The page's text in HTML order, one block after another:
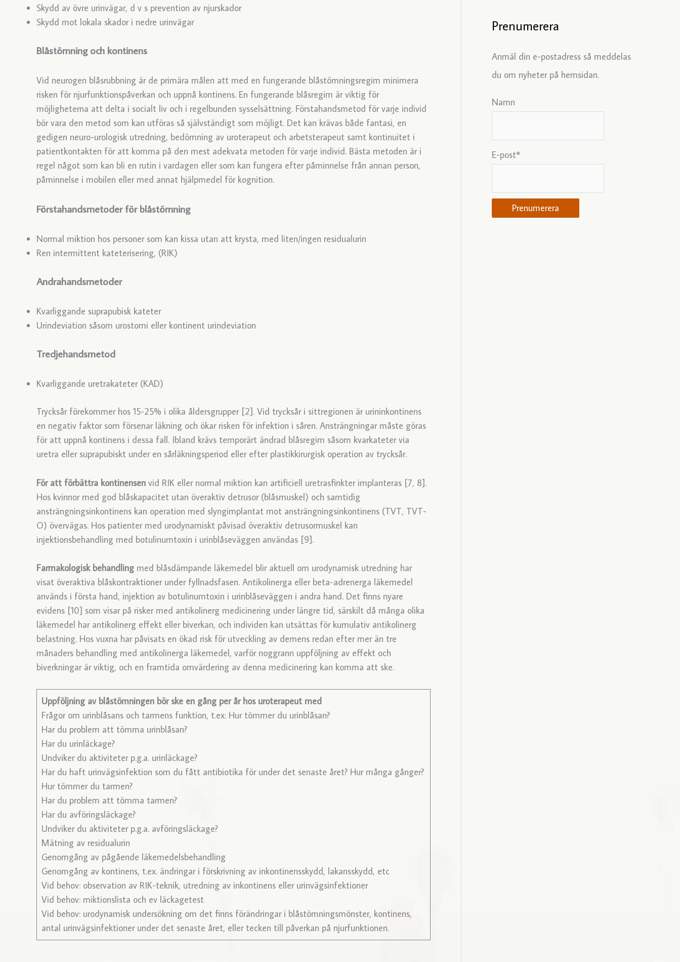
Skydd av övre urinvägar, d v s prevention av njurskador
Skydd mot lokala skador i nedre urinvägar
Blåstömning och kontinens
Vid neurogen blåsrubbning är de primära målen att med en fungerande blåstömningsregim minimera
risken för njurfunktionspåverkan och uppnå kontinens. En fungerande blåsregim är viktig för
möjligheterna att delta i socialt liv och i regelbunden sysselsättning. Förstahandsmetod för varje individ
bör vara den metod som kan utföras så självständigt som möjligt. Det kan krävas både fantasi, en
gedigen neuro-urologisk utredning, bedömning av uroterapeut och arbetsterapeut samt kontinuitet i
patientkontakten för att komma på den mest adekvata metoden för varje individ. Bästa metoden är i
regel något som kan bli en rutin i vardagen eller som kan fungera efter påminnelse från annan person,
påminnelse i mobilen eller med annat hjälpmedel för kognition.
Förstahandsmetoder för blåstömning
Normal miktion hos personer som kan kissa utan att krysta, med liten/ingen residualurin
Ren intermittent kateterisering, (RIK)
Andrahandsmetoder
Kvarliggande suprapubisk kateter
Urindeviation såsom urostomi eller kontinent urindeviation
Tredjehandsmetod
Kvarliggande uretrakateter (KAD)
Trycksår förekommer hos 15-25% i olika åldersgrupper [2]. Vid trycksår i sittregionen är urininkontinens
en negativ faktor som försenar läkning och ökar risken för infektion i såren. Ansträngningar måste göras
för att uppnå kontinens i dessa fall. Ibland krävs temporärt ändrad blåsregim såsom kvarkateter via
uretra eller suprapubiskt under en sårläkningsperiod eller efter plastikkirurgisk operation av trycksår.
För att förbättra kontinensen vid RIK eller normal miktion kan artificiell uretrasfinkter implanteras [7, 8].
Hos kvinnor med god blåskapacitet utan överaktiv detrusor (blåsmuskel) och samtidig
ansträngningsinkontinens kan operation med slyngimplantat mot ansträngningsinkontinens (TVT, TVT-
O) övervägas. Hos patienter med urodynamiskt påvisad överaktiv detrusormuskel kan
injektionsbehandling med botulinumtoxin i urinblåseväggen användas [9].
Farmakologisk behandling med blåsdämpande läkemedel blir aktuell om urodynamisk utredning har
visat överaktiva blåskontraktioner under fyllnadsfasen. Antikolinerga eller beta-adrenerga läkemedel
används i första hand, injektion av botulinumtoxin i urinblåseväggen i andra hand. Det finns nyare
evidens [10] som visar på risker med antikolinerg medicinering under längre tid, särskilt då många olika
läkemedel har antikolinerg effekt eller biverkan, och individen kan utsättas för kumulativ antikolinerg
belastning. Hos vuxna har påvisats en ökad risk för utveckling av demens redan efter mer än tre
månaders behandling med antikolinerga läkemedel, varför noggrann uppföljning av effekt och
biverkningar är viktig, och en framtida omvärdering av denna medicinering kan komma att ske.
Uppföljning av blåstömningen bör ske en gång per år hos uroterapeut med
Frågor om urinblåsans och tarmens funktion, t.ex: Hur tömmer du urinblåsan?
Har du problem att tömma urinblåsan?
Har du urinläckage?
Undviker du aktiviteter p.g.a. urinläckage?
Har du haft urinvägsinfektion som du fått antibiotika för under det senaste året? Hur många gånger?
Hur tömmer du tarmen?
Har du problem att tömma tarmen?
Har du avföringsläckage?
Undviker du aktiviteter p.g.a. avföringsläckage?
Mätning av residualurin
Genomgång av pågående läkemedelsbehandling
Genomgång av kontinens, t.ex. ändringar i förskrivning av inkontinensskydd, lakansskydd, etc
Vid behov: observation av RIK-teknik, utredning av inkontinens eller urinvägsinfektioner
Vid behov: miktionslista och ev läckagetest
Vid behov: urodynamisk undersökning om det finns förändringar i blåstömningsmönster, kontinens,
antal urinvägsinfektioner under det senaste året, eller tecken till påverkan på njurfunktionen.
Prenumerera
Anmäl din e-postadress så meddelas
du om nyheter på hemsidan.
Namn
E-post*